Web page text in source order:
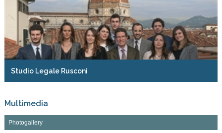
Studio Legale Rusconi
Multimedia
Photogallery